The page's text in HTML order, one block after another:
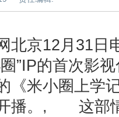
京12月31日
”IP的首次影
《米小圈上学
播。, 这部